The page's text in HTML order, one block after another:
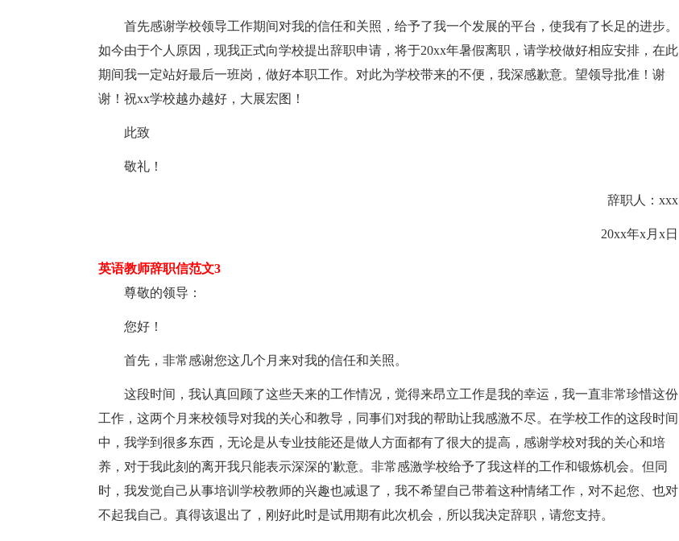
首先感谢学校领导工作期间对我的信任和关照，给予了我一个发展的平台，使我有了长足的进步。
如今由于个人原因，现我正式向学校提出辞职申请，将于20xx年暑假离职，请学校做好相应安排，在此
期间我一定站好最后一班岗，做好本职工作。对此为学校带来的不便，我深感歉意。望领导批准！谢
谢！祝xx学校越办越好，大展宏图！
此致
敬礼！
辞职人：xxx
20xx年x月x日
英语教师辞职信范文3
尊敬的领导：
您好！
首先，非常感谢您这几个月来对我的信任和关照。
这段时间，我认真回顾了这些天来的工作情况，觉得来昂立工作是我的幸运，我一直非常珍惜这份
工作，这两个月来校领导对我的关心和教导，同事们对我的帮助让我感激不尽。在学校工作的这段时间
中，我学到很多东西，无论是从专业技能还是做人方面都有了很大的提高，感谢学校对我的关心和培
养，对于我此刻的离开我只能表示深深的'歉意。非常感激学校给予了我这样的工作和锻炼机会。但同
时，我发觉自己从事培训学校教师的兴趣也减退了，我不希望自己带着这种情绪工作，对不起您、也对
不起我自己。真得该退出了，刚好此时是试用期有此次机会，所以我决定辞职，请您支持。